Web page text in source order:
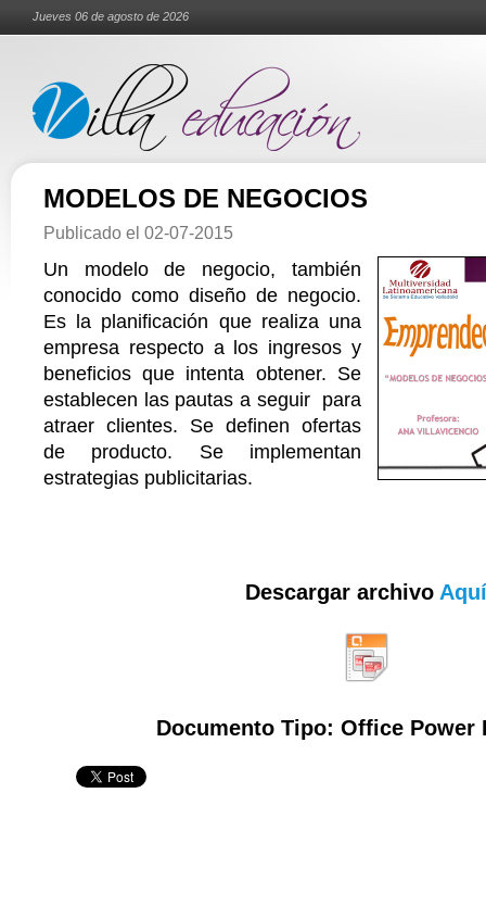
Jueves 06 de agosto de 2026
MODELOS DE NEGOCIOS
Publicado el 02-07-2015
Un modelo de negocio, también
conocido como diseño de negocio.
Es la planificación que realiza una
empresa respecto a los ingresos y
beneficios que intenta obtener. Se
establecen las pautas a seguir para
atraer clientes. Se definen ofertas
de producto. Se implementan
estrategias publicitarias.
Descargar archivo Aquí
Documento Tipo: Office Power